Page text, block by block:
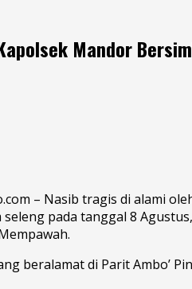
Mandor
– Nasib tragis di alami
pada tanggal 8
beralamat di Parit Ambo’